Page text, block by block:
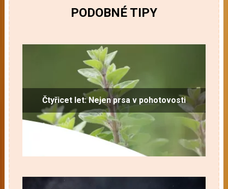
PODOBNÉ TIPY
Čtyřicet let: Nejen prsa v pohotovosti